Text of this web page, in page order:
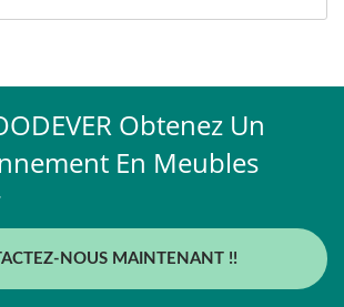
Obtenez Un
En Meubles
NOUS MAINTENANT !!